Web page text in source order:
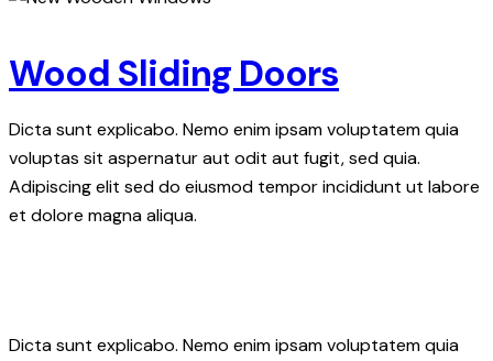
Wood Sliding Doors
Dicta sunt explicabo. Nemo enim ipsam voluptatem quia
voluptas sit aspernatur aut odit aut fugit, sed quia.
Adipiscing elit sed do eiusmod tempor incididunt ut labore
et dolore magna aliqua.
Dicta sunt explicabo. Nemo enim ipsam voluptatem quia